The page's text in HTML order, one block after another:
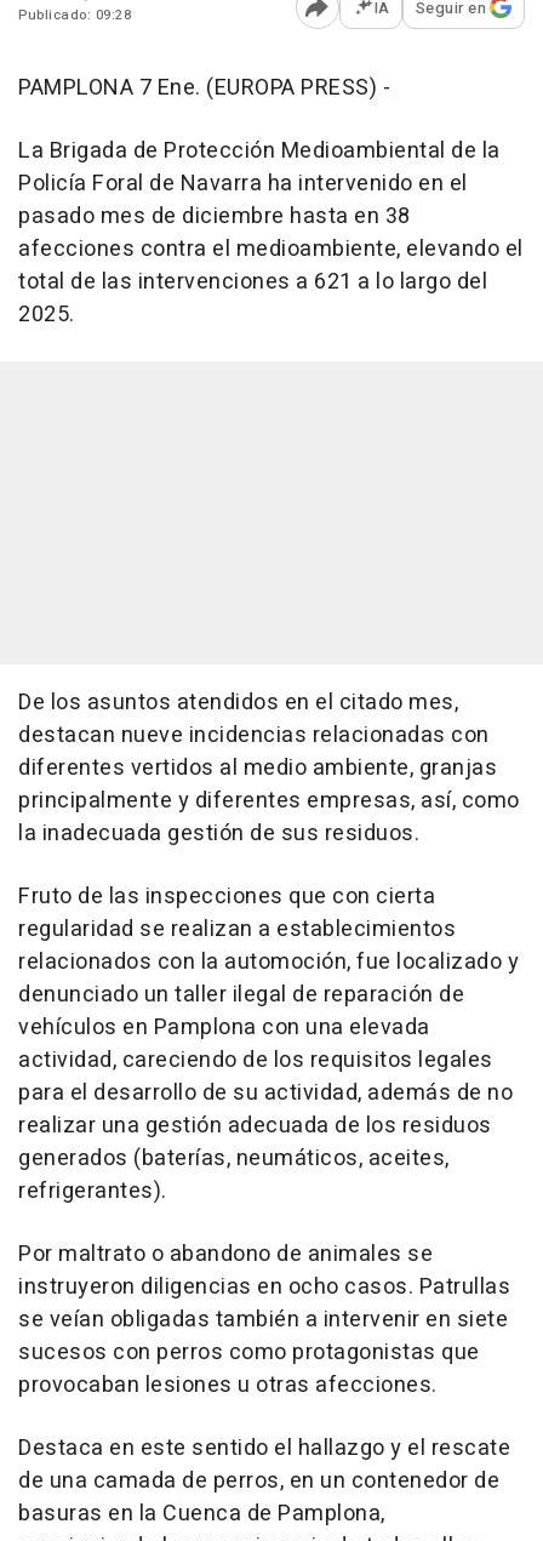
Publicado: 09:28
Abrir opciones para
IA Seguir en
PAMPLONA 7 Ene. (EUROPA PRESS) -
La Brigada de Protección Medioambiental de la
Policía Foral de Navarra ha intervenido en el
pasado mes de diciembre hasta en 38
afecciones contra el medioambiente, elevando el
total de las intervenciones a 621 a lo largo del
2025.
De los asuntos atendidos en el citado mes,
destacan nueve incidencias relacionadas con
diferentes vertidos al medio ambiente, granjas
principalmente y diferentes empresas, así, como
la inadecuada gestión de sus residuos.
Fruto de las inspecciones que con cierta
regularidad se realizan a establecimientos
relacionados con la automoción, fue localizado y
denunciado un taller ilegal de reparación de
vehículos en Pamplona con una elevada
actividad, careciendo de los requisitos legales
para el desarrollo de su actividad, además de no
realizar una gestión adecuada de los residuos
generados (baterías, neumáticos, aceites,
refrigerantes).
Por maltrato o abandono de animales se
instruyeron diligencias en ocho casos. Patrullas
se veían obligadas también a intervenir en siete
sucesos con perros como protagonistas que
provocaban lesiones u otras afecciones.
Destaca en este sentido el hallazgo y el rescate
de una camada de perros, en un contenedor de
basuras en la Cuenca de Pamplona,